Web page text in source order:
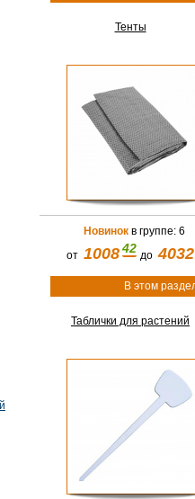
Тенты
Новинокв группе: 6
от 1008 42до4032
В этом
Таблички для растений